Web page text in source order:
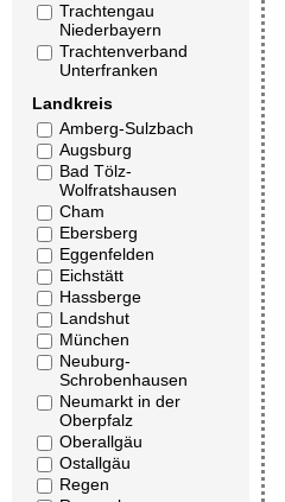
Trachtengau
Niederbayern
Trachtenverband
Unterfranken
Landkreis
Amberg-Sulzbach
Augsburg
Bad Tölz-
Wolfratshausen
Cham
Ebersberg
Eggenfelden
Eichstätt
Hassberge
Landshut
München
Neuburg-
Schrobenhausen
Neumarkt in der
Oberpfalz
Oberallgäu
Ostallgäu
Regen